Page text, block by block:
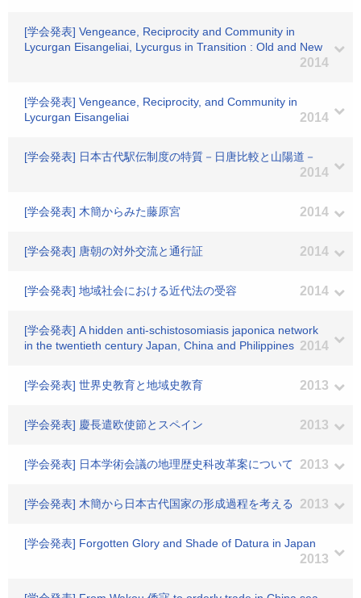
[学会発表] Vengeance, Reciprocity and Community in
Lycurgan Eisangeliai, Lycurgus in Transition : Old and New
2014
[学会発表] Vengeance, Reciprocity, and Community in
Lycurgan Eisangeliai
2014
[学会発表] 日本古代駅伝制度の特質－日唐比較と山陽道－
2014
[学会発表] 木簡からみた藤原宮 2014
[学会発表] 唐朝の対外交流と通行証 2014
[学会発表] 地域社会における近代法の受容 2014
[学会発表] A hidden anti-schistosomiasis japonica network
in the twentieth century Japan, China and Philippines 2014
[学会発表] 世界史教育と地域史教育 2013
[学会発表] 慶長遣欧使節とスペイン 2013
[学会発表] 日本学術会議の地理歴史科改革案について 2013
[学会発表] 木簡から日本古代国家の形成過程を考える 2013
[学会発表] Forgotten Glory and Shade of Datura in Japan
2013